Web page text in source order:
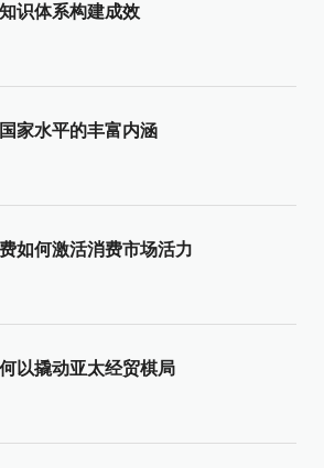
识体系构建成效
家水平的丰富内涵
如何激活消费市场活力
以撬动亚太经贸棋局